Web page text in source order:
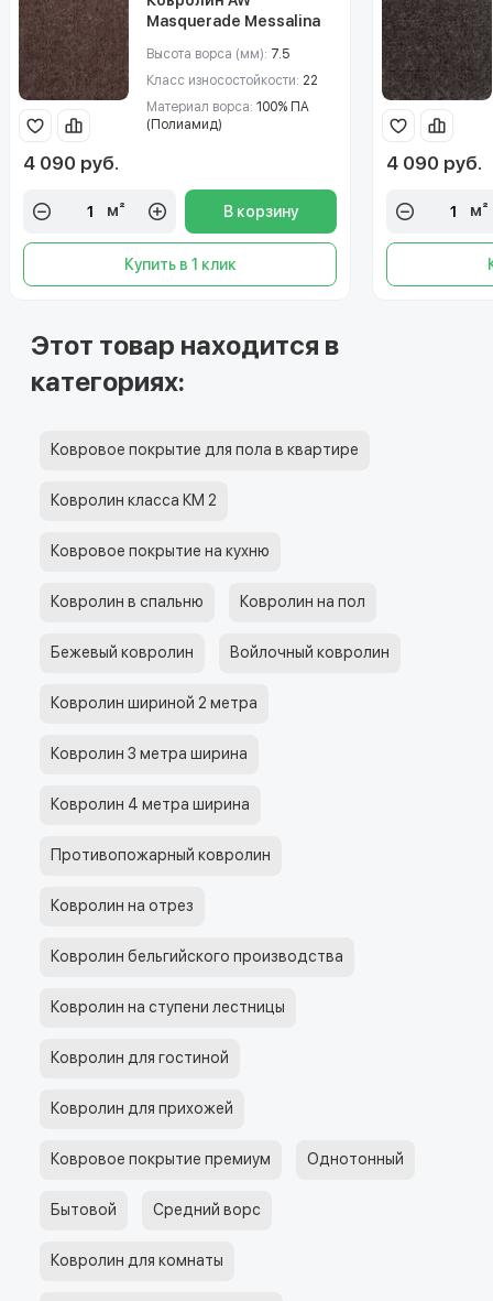
Masquerade Messalina
Высота ворса (мм): 7.5
Класс износостойкости: 22
Материал ворса: 100% ПА
(Полиамид)
4 090 руб.
м² В корзину
Купить в 1 клик
4 090 руб.
м²
Этот товар находится в
категориях:
Ковровое покрытие для пола в квартире
Ковролин класса КМ 2
Ковровое покрытие на кухню
Ковролин в спальню Ковролин на пол
Бежевый ковролин Войлочный ковролин
Ковролин шириной 2 метра
Ковролин 3 метра ширина
Ковролин 4 метра ширина
Противопожарный ковролин
Ковролин на отрез
Ковролин бельгийского производства
Ковролин на ступени лестницы
Ковролин для гостиной
Ковролин для прихожей
Ковровое покрытие премиум Однотонный
Бытовой Средний ворс
Ковролин для комнаты